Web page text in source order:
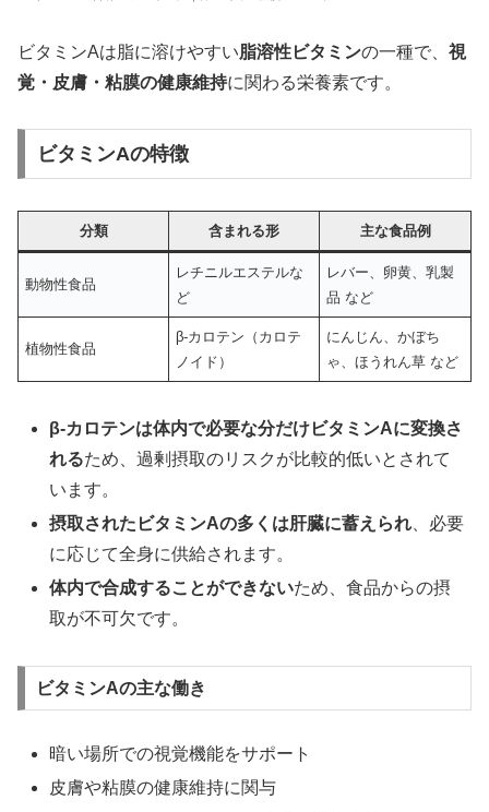
ビタミンAは脂に溶けやすい脂溶性ビタミンの一種で、 視
覚・皮膚・粘膜の健康維持に関わる栄養素です。
ビタミンAの特徴
分類 含まれる形 主な食品例
動物性食品
レチニルエステルな
ど
レバー、卵黄、乳製
品 など
植物性食品
β-カロテン（カロテ
ノイド）
にんじん、かぼち
ゃ、ほうれん草 など
β-カロテンは体内で必要な分だけビタミンAに変換さ
れるため、過剰摂取のリスクが比較的低いとされて
います。
摂取されたビタミンAの多くは肝臓に蓄えられ 、必要
に応じて全身に供給されます。
体内で合成することができないため、食品からの摂
取が不可欠です。
ビタミンAの主な働き
暗い場所での視覚機能をサポート
皮膚や粘膜の健康維持に関与